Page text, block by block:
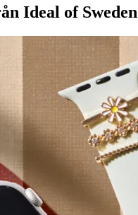
Ideal of Sweden